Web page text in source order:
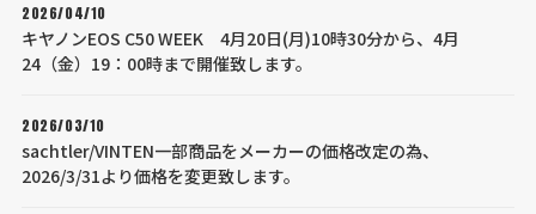
2026/04/10
キヤノンEOS C50 WEEK 4月20日(月)10時30分から、4月
24（金）19：00時まで開催致します。
2026/03/10
sachtler/VINTEN一部商品をメーカーの価格改定の為、
2026/3/31より価格を変更致します。